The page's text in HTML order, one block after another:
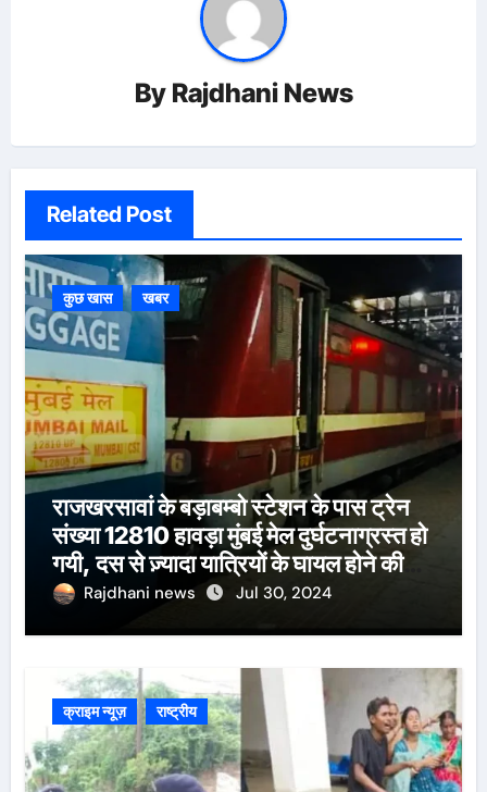
By Rajdhani News
Related Post
कुछ खास खबर
राजखरसावां के बड़ाबम्बो स्टेशन के पास ट्रेन
संख्या 12810 हावड़ा मुंबई मेल दुर्घटनाग्रस्त हो
गयी, दस से ज़्यादा यात्रियों के घायल होने की
खबर।सरायकेला के वरीय पदाधिकारी
Rajdhani news Jul 30, 2024
क्राइम न्यूज़ राष्ट्रीय